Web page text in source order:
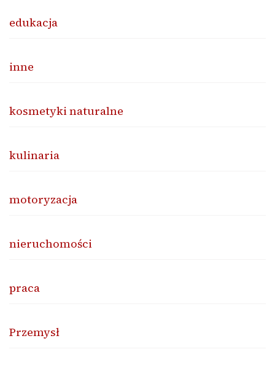
edukacja
inne
kosmetyki naturalne
kulinaria
motoryzacja
nieruchomości
praca
Przemysł